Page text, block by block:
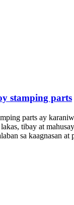
stamping parts
parts ay
tibay at
sa kaagnasan at